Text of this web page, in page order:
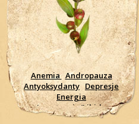
Anemia Andropauza
Antyoksydanty Depresje
Energia
Impotencja/Libido
Infekcje Klimakterium